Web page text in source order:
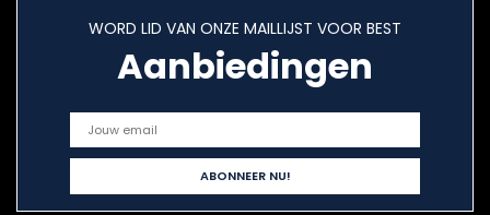
WORD LID VAN ONZE MAILLIJST VOOR BEST
Aanbiedingen